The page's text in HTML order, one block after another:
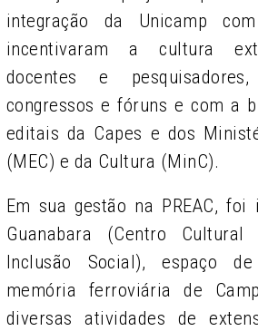
integração da Unicamp
incentivaram a cultura
docentes e
congressos e fóruns e com a
editais da Capes e dos
(MEC) e da Cultura (MinC).
Em sua gestão na PREAC, foi
Guanabara (Centro
Inclusão Social), espaço
memória ferroviária de
diversas atividades de